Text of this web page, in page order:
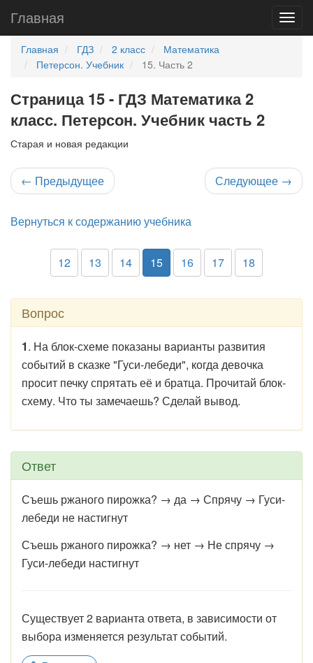
Главная
Главная ГДЗ 2 класс
Математика
Петерсон. Учебник
15. Часть 2
Страница 15 - ГДЗ Математика 2
класс. Петерсон. Учебник часть 2
Старая и новая редакции
← Предыдущее Следующее →
Вернуться к содержанию учебника
12 13 14 15 16 17 18
Вопрос
1. На блок-схеме показаны варианты развития
событий в сказке "Гуси-лебеди", когда девочка
просит печку спрятать её и братца. Прочитай блок-
схему. Что ты замечаешь? Сделай вывод.
Ответ
Съешь ржаного пирожка? → да → Спрячу → Гуси-
лебеди не настигнут
Съешь ржаного пирожка? → нет → Не спрячу →
Гуси-лебеди настигнут
Существует 2 варианта ответа, в зависимости от
выбора изменяется результат событий.